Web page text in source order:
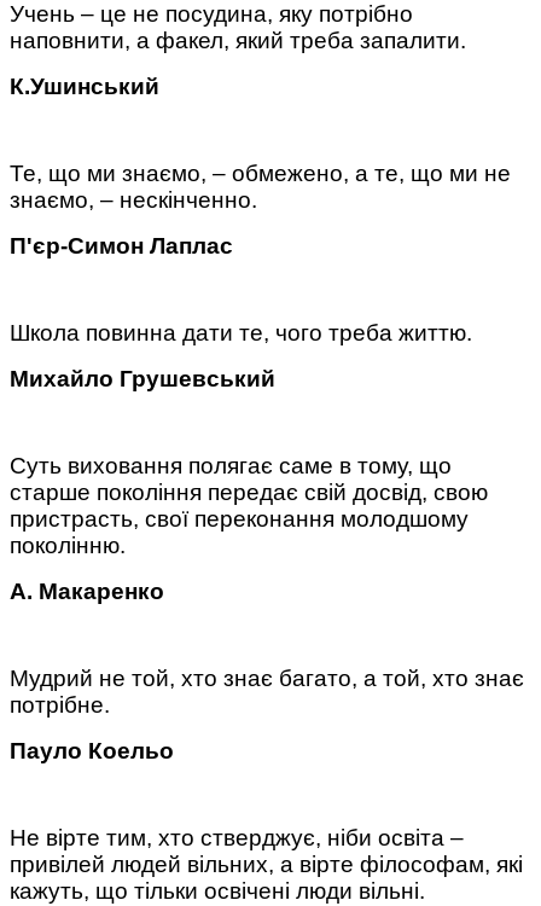
Учень – це не посудина, яку потрібно
наповнити, а факел, який треба запалити.
К.Ушинський
Те, що ми знаємо, – обмежено, а те, що ми не
знаємо, – нескінченно.
П'єр-Симон Лаплас
Школа повинна дати те, чого треба життю.
Михайло Грушевський
Суть виховання полягає саме в тому, що
старше покоління передає свій досвід, свою
пристрасть, свої переконання молодшому
поколінню.
А. Макаренко
Мудрий не той, хто знає багато, а той, хто знає
потрібне.
Пауло Коельо
Не вірте тим, хто стверджує, ніби освіта –
привілей людей вільних, а вірте філософам, які
кажуть, що тільки освічені люди вільні.